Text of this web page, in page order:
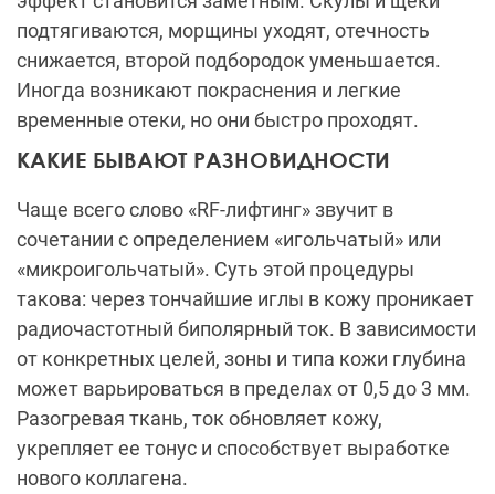
подтягиваются, морщины уходят, отечность
снижается, второй подбородок уменьшается.
Иногда возникают покраснения и легкие
временные отеки, но они быстро проходят.
КАКИЕ БЫВАЮТ РАЗНОВИДНОСТИ
Чаще всего слово «RF-лифтинг» звучит в
сочетании с определением «игольчатый» или
«микроигольчатый». Суть этой процедуры
такова: через тончайшие иглы в кожу проникает
радиочастотный биполярный ток. В зависимости
от конкретных целей, зоны и типа кожи глубина
может варьироваться в пределах от 0,5 до 3 мм.
Разогревая ткань, ток обновляет кожу,
укрепляет ее тонус и способствует выработке
нового коллагена.